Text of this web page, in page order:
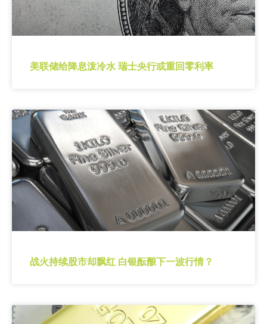
美联储给降息泼冷水 瑞士央行或重回零利率
战火持续股市却飘红 白银酝酿下一波行情？